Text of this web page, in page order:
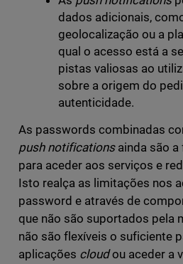
dados adicionais,
geolocalização ou a
qual o acesso está a
pistas valiosas ao
sobre a origem do
autenticidade.
As passwords combinadas
push notificationsainda são a
para aceder aos serviços e
Isto realça as limitações nos
password e através de
que não são suportados pela
não são flexíveis o suficiente
aplicações cloudou aceder a